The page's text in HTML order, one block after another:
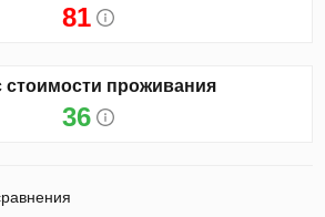
81
стоимости проживания
36